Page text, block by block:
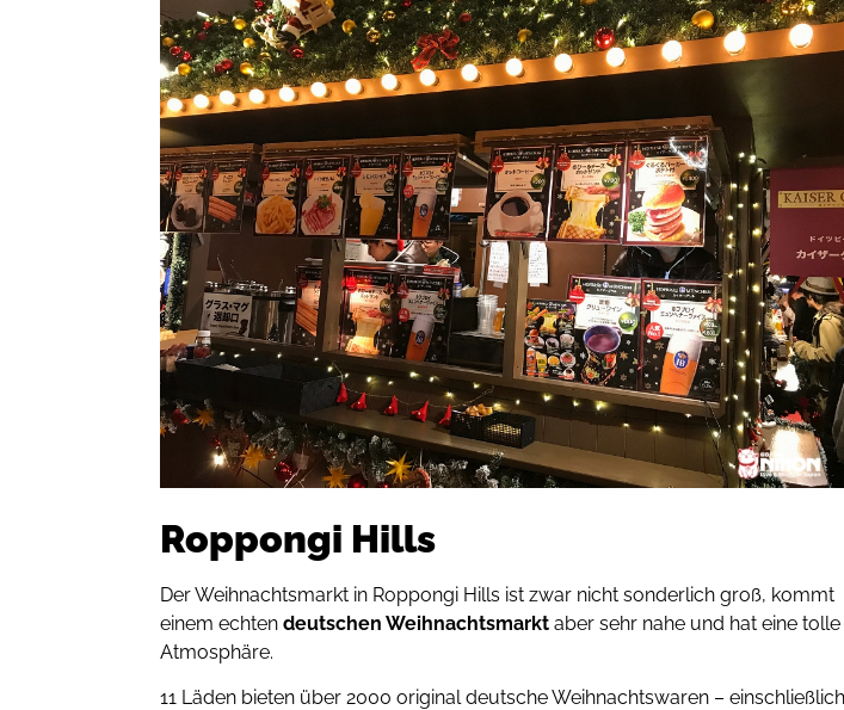
Roppongi Hills
Der Weihnachtsmarkt in Roppongi Hills ist zwar nicht sonderlich groß, kommt
einem echtendeutschen Weihnachtsmarktaber sehr nahe und hat eine tolle
Atmosphäre.
11 Läden bieten über 2000 original deutsche Weihnachtswaren – einschließlich